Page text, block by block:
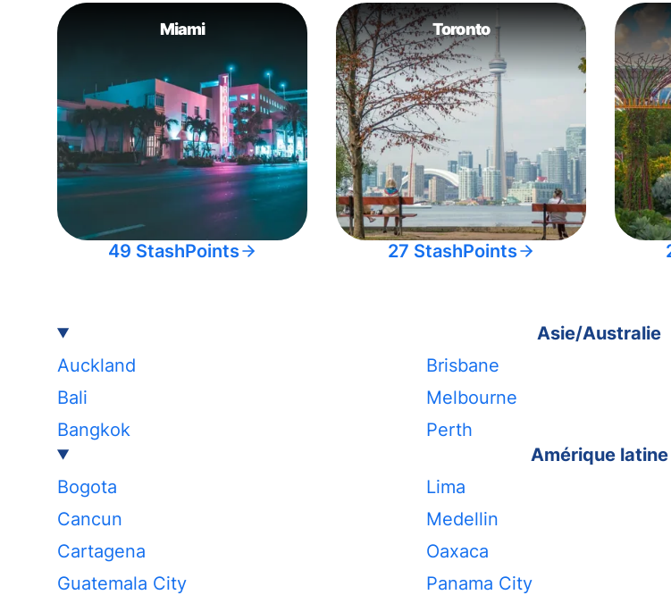
Miami
49 StashPoints
Toronto
27 StashPoints
Asie/Australie
Auckland
Bali
Bangkok
Brisbane
Melbourne
Perth
Amérique latine
Bogota
Cancun
Cartagena
Guatemala City
Lima
Medellin
Oaxaca
Panama City